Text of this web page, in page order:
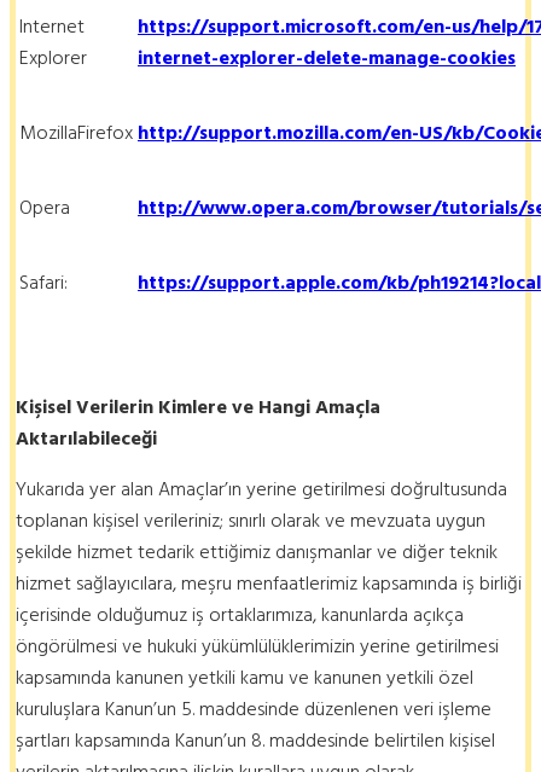
Internet
Explorer
https://support.microsoft.com/en-us/help/
internet-explorer-delete-manage-cookies
MozillaFirefoxhttp://support.mozilla.com/en-US/kb/
Opera http://www.opera.com/browser/tutorials/
Safari: https://support.apple.com/kb/
Kişisel Verilerin Kimlere ve Hangi Amaçla
Aktarılabileceği
Yukarıda yer alan Amaçlar’ın yerine getirilmesi doğrultusunda
toplanan kişisel verileriniz; sınırlı olarak ve mevzuata uygun
şekilde hizmet tedarik ettiğimiz danışmanlar ve diğer teknik
hizmet sağlayıcılara, meşru menfaatlerimiz kapsamında iş birliği
içerisinde olduğumuz iş ortaklarımıza, kanunlarda açıkça
öngörülmesi ve hukuki yükümlülüklerimizin yerine getirilmesi
kapsamında kanunen yetkili kamu ve kanunen yetkili özel
kuruluşlara Kanun’un 5. maddesinde düzenlenen veri işleme
şartları kapsamında Kanun’un 8. maddesinde belirtilen kişisel